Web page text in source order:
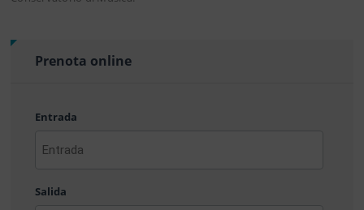
Prenota online
Entrada
AAAA
MM
Salida